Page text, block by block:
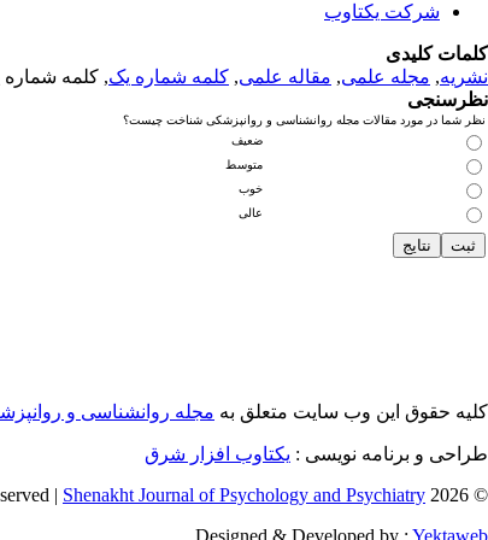
شرکت یکتاوب
کلمات کلیدی
نشریه, مجله علمی, مقاله علمی, کلمه شماره یک, کلمه شماره
نظرسنجی
نظر شما در مورد مقالات مجله روانشناسی و روانپزشکی شناخت چیست؟
ضعیف
متوسط
خوب
عالی
کلیه حقوق این وب سایت متعلق به مجله روانشناسی و
طراحی و برنامه نویسی : یکتاوب افزار شرق
© 2026 All Rights Reserved |
Shenakht Journal of Psychology and Psychiatry
Designed & Developed by : Yektaweb